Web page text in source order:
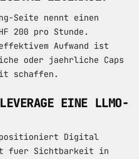
Seite nennt einen
200 pro Stunde.
Aufwand ist
oder jaehrliche Caps
schaffen.
EINE LLMO-
positioniert Digital
fuer Sichtbarkeit in